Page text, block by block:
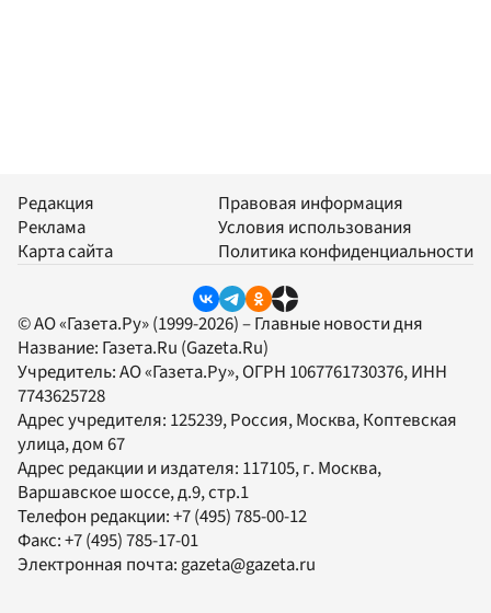
Редакция
Реклама
Карта сайта
Правовая информация
Условия использования
Политика конфиденциальности
© АО «Газета.Ру» (1999-2026) – Главные новости дня
Название: Газета.Ru (Gazeta.Ru)
Учредитель:АО «Газета.Ру», ОГРН 1067761730376, ИНН
7743625728
Адрес учредителя: 125239, Россия, Москва, Коптевская
улица, дом 67
Адрес редакции и издателя: 117105, г. Москва,
Варшавское шоссе, д.9, стр.1
Телефон редакции:+7 (495) 785-00-12
Факс:+7 (495) 785-17-01
Электронная почта:gazeta@gazeta.ru